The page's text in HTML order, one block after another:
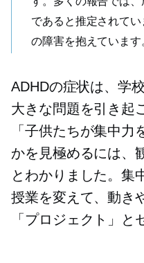
であると推定されてい
の障害を抱えています
ADHDの症状は、学
大きな問題を引き起
「子供たちが集中力
かを見極めるには、
とわかりました。集
授業を変えて、動き
「プロジェクト」と